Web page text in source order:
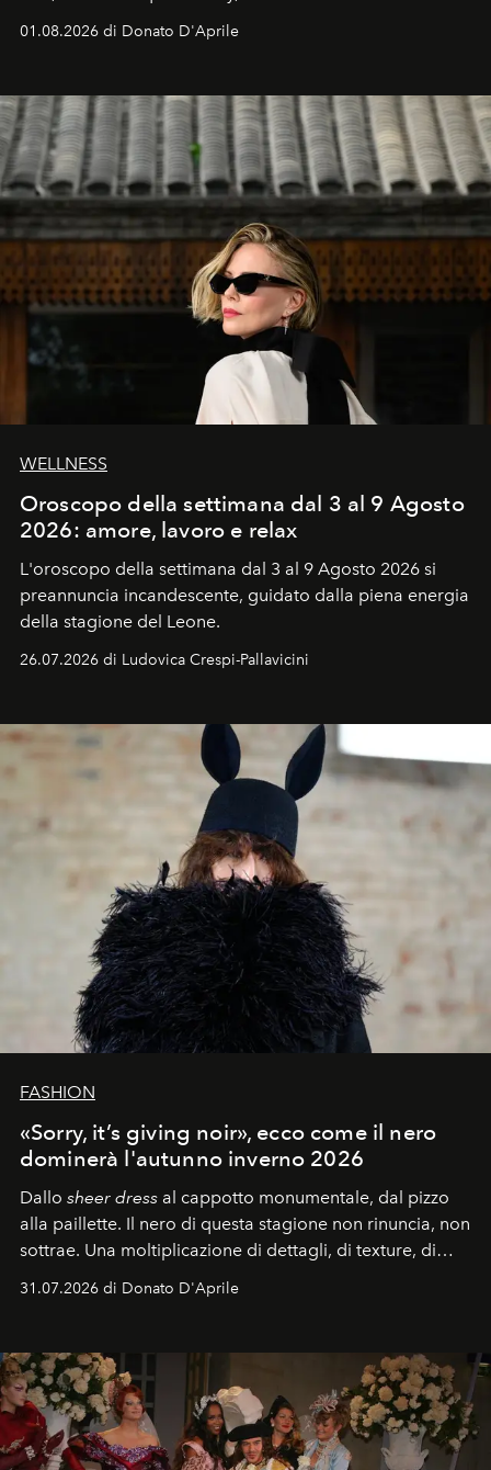
possiamo smettere di parlarne.
01.08.2026 di Donato D'Aprile
WELLNESS
Oroscopo della settimana dal 3 al 9 Agosto
2026: amore, lavoro e relax
L'oroscopo della settimana dal 3 al 9 Agosto 2026 si
preannuncia incandescente, guidato dalla piena energia
della stagione del Leone.
26.07.2026 di Ludovica Crespi-Pallavicini
FASHION
«Sorry, it’s giving noir», ecco come il nero
dominerà l'autunno inverno 2026
Dallo sheer dress al cappotto monumentale, dal pizzo
alla paillette. Il nero di questa stagione non rinuncia, non
sottrae. Una moltiplicazione di dettagli, di texture, di
libertà. Ecco a voi una
gallery di look che raccontano
colore più classico di tutti i tempi sia (ancora una
31.07.2026 di Donato D'Aprile